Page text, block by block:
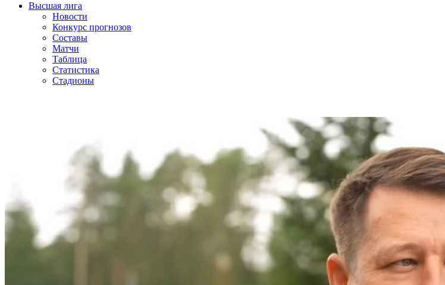
Высшая лига
Новости
Конкурс прогнозов
Составы
Матчи
Таблица
Статистика
Стадионы